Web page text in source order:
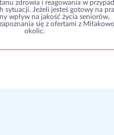
zdrowia i reagowania w
sytuacji. Jeżeli jesteś gotowy na
wpływ na jakość życia seniorów,
się z ofertami z
okolic.